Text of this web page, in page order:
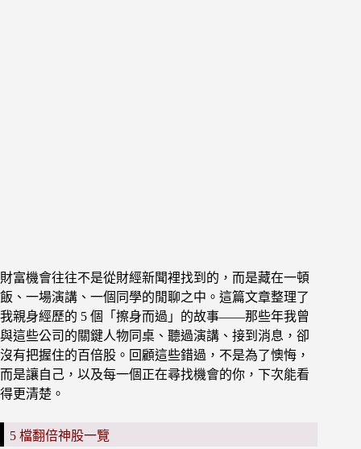
財富機會往往不是從財經新聞裡找到的，而是藏在一頓
飯、一場演講、一個同學的閒聊之中。這篇文章整理了
我親身經歷的 5 個「擦身而過」的故事——那些年我曾
與這些公司的關鍵人物同桌、聽過演講、接到消息，卻
沒有把握住的百倍股。回顧這些錯過，不是為了懊悔，
而是讓自己，以及每一個正在尋找機會的你，下次能看
得更清楚。
5 檔翻倍神股一覽